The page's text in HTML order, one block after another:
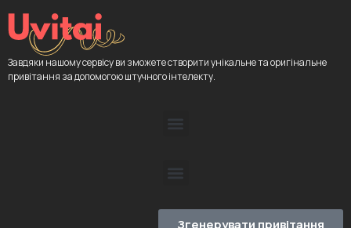
Завдяки нашому сервісу ви зможете створити унікальне та оригінальне
привітання за допомогою штучного інтелекту.
Згенерувати привітання